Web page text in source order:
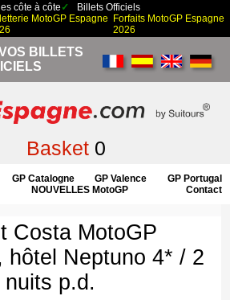
côte à côte
Billets Officiels
MotoGP Espagne
Forfaits MotoGP Espagne
2026
BILLETS
Basket0
GP Catalogne GP Valence
GP Portugal
NOUVELLES MotoGP Contact
Costa MotoGP
hôtel Neptuno 4* / 2
nuits p.d.